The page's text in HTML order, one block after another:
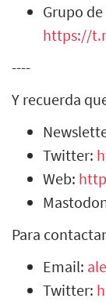
Grupo
https://
----
Y recuerda
Twitter:
Web:
Para
Email:
Twitter: